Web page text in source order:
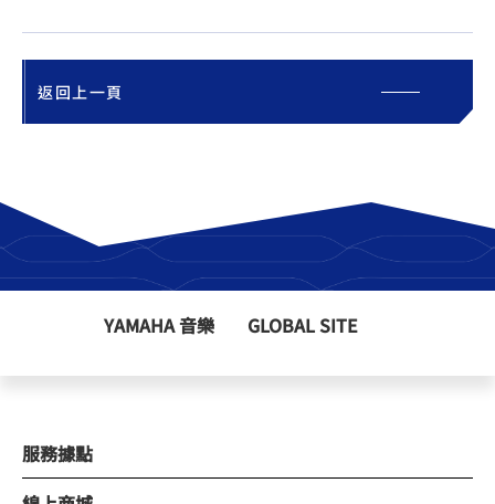
返回上一頁
YAMAHA 音樂 GLOBAL SITE
服務據點